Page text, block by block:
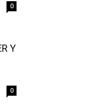
0
Y
0